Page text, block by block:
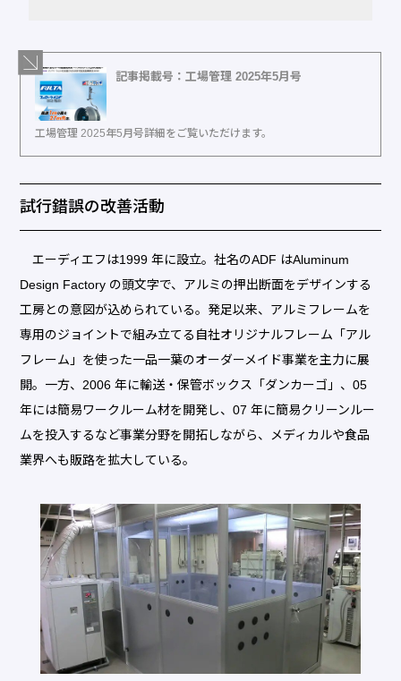
記事掲載号：工場管理 2025年5月号
工場管理 2025年5月号詳細をご覧いただけます。
試行錯誤の改善活動
エーディエフは1999 年に設立。社名のADF はAluminum
Design Factory の頭文字で、アルミの押出断面をデザインする
工房との意図が込められている。発足以来、アルミフレームを
専用のジョイントで組み立てる自社オリジナルフレーム「アル
フレーム」を使った一品一葉のオーダーメイド事業を主力に展
開。一方、2006 年に輸送・保管ボックス「ダンカーゴ」、05
年には簡易ワークルーム材を開発し、07 年に簡易クリーンルー
ムを投入するなど事業分野を開拓しながら、メディカルや食品
業界へも販路を拡大している。